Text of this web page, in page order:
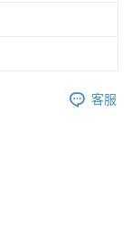
客服